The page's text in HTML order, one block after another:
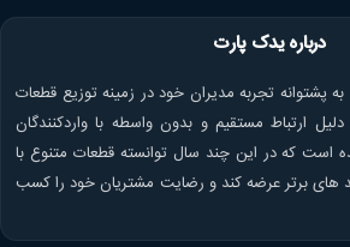
درباره یدک پارت
پشتوانه تجربه مدیران خود در زمینه توزیع قطعات
ارتباط مستقیم و بدون واسطه با واردکنندگان
است که در این چند سال توانسته قطعات متنوع با
های برتر عرضه کند و رضایت مشتریان خود را کسب